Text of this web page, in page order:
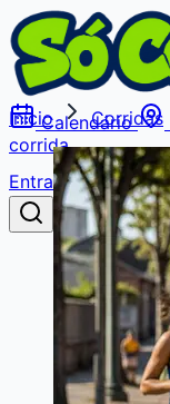
Calendário
corrida
Entrar
Buscar
Início Corridas